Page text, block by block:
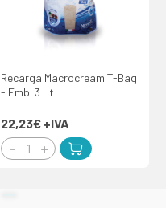
Recarga Macrocream T-Bag
- Emb. 3 Lt
22,23€ +IVA